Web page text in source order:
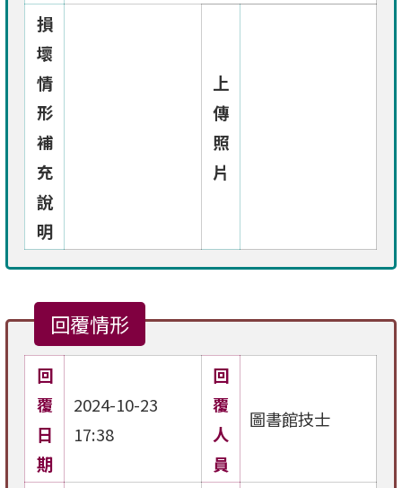
損
壞
情
形
補
充
說
明
上
傳
照
片
回覆情形
回
覆
日
期
2024-10-23
17:38
回
覆
人
員
圖書館技士